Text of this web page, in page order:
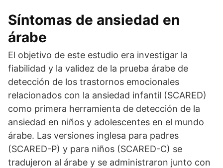
Síntomas de ansiedad en
árabe
El objetivo de este estudio era investigar la
fiabilidad y la validez de la prueba árabe de
detección de los trastornos emocionales
relacionados con la ansiedad infantil (SCARED)
como primera herramienta de detección de la
ansiedad en niños y adolescentes en el mundo
árabe. Las versiones inglesa para padres
(SCARED-P) y para niños (SCARED-C) se
tradujeron al árabe y se administraron junto con